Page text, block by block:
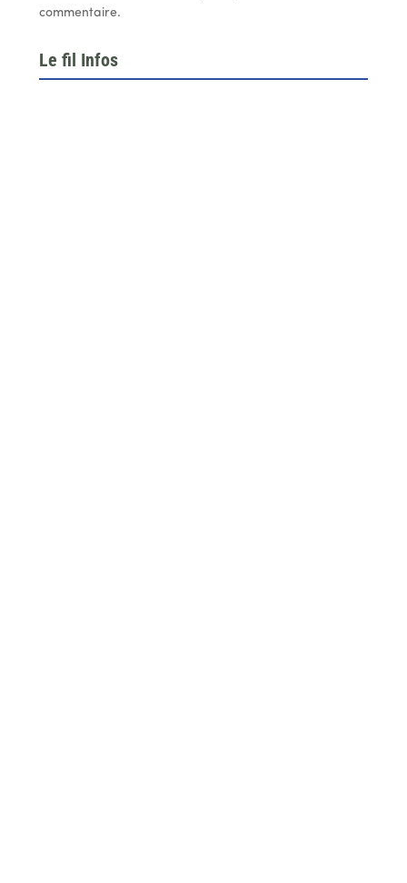
commentaire.
Le fil Infos